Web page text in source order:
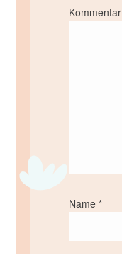
Kommentar
Name *